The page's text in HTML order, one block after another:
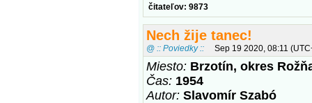
čitateľov: 9873
Nech žije tanec!
@ :: Poviedky :: Sep 19 2020, 08:11
Miesto: Brzotín, okres
Čas: 1954
Autor: Slavomír Szabó